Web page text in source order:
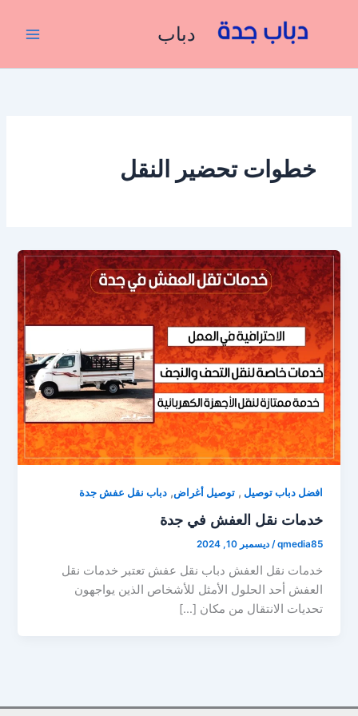
دباب
خطوات تحضير النقل
افضل دباب توصيل ,توصيل أغراض,دباب نقل عفش جدة
خدمات نقل العفش في جدة
qmedia85
/ديسمبر 10, 2024
خدمات نقل العفش دباب نقل عفش تعتبر خدمات نقل
العفش أحد الحلول الأمثل للأشخاص الذين يواجهون
تحديات الانتقال من مكان […]